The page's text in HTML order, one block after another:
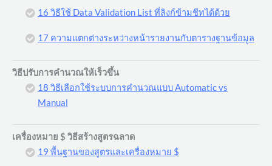
16 วิธีใช้ Data Validation List ที่ลิงก์ข้ามชีทได้ด้วย
17 ความแตกต่างระหว่างหน้ารายงานกับตารางฐานข้อมูล
วิธีปรับการคำนวณให้เร็วขึ้น
18 วิธีเลือกใช้ระบบการคำนวณแบบ Automatic vs
Manual
เครื่องหมาย $ วิธีสร้างสูตรฉลาด
19 พื้นฐานของสูตรและเครื่องหมาย $